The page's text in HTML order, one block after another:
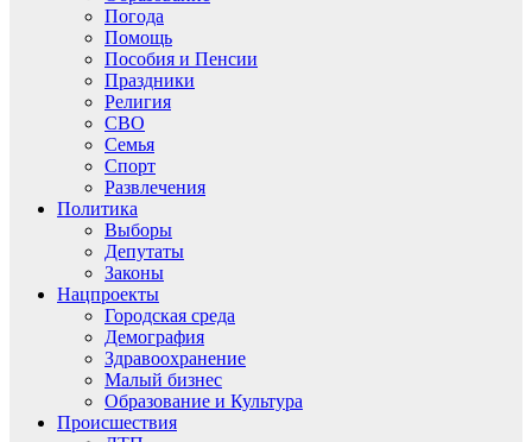
Погода
Помощь
Пособия и Пенсии
Праздники
Религия
СВО
Семья
Спорт
Развлечения
Политика
Выборы
Депутаты
Законы
Нацпроекты
Городская среда
Демография
Здравоохранение
Малый бизнес
Образование и Культура
Происшествия